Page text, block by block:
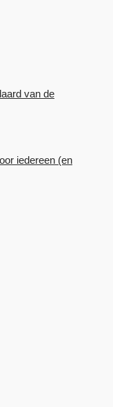
van de
iedereen (en